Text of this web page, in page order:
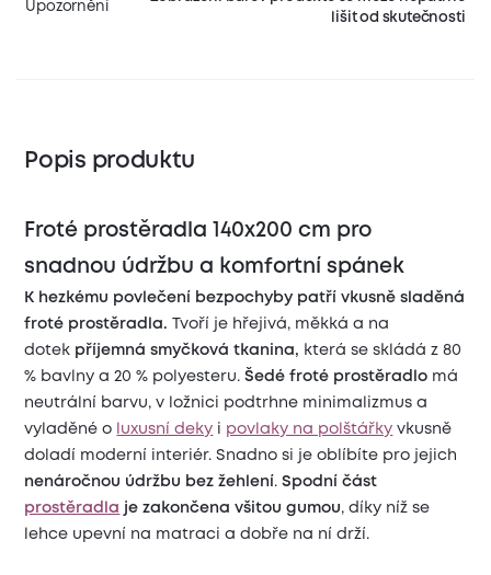
Upozornění
lišit od skutečnosti
Popis produktu
Froté prostěradla 140x200 cm pro
snadnou údržbu a komfortní spánek
K hezkému povlečení bezpochyby patří vkusně sladěná
froté prostěradla.Tvoří je hřejivá, měkká a na
dotek příjemná smyčková tkanina, která se skládá z 80
% bavlny a 20 % polyesteru.Šedé froté prostěradlo má
neutrální barvu, v ložnici podtrhne minimalizmus a
vyladěné o
luxusní deky i povlaky na polštářky vkusně
doladí moderní interiér. Snadno si je oblíbíte pro jejich
nenáročnou údržbu bez žehlení. Spodní část
prostěradla je zakončena všitou gumou, díky níž se
lehce upevní na matraci a dobře na ní drží.